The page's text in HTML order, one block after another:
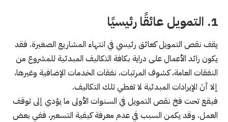
1. التمويل عائقًا رئيسيًا
يقف نقص التمويل كعائق رئيسي في انتهاء المشاريع الصغيرة. فقد
يكون رائد الأعمال على دراية بكافة التكاليف المبدئية للمشروع من
النفقات العامة، كشوف المرتبات، نفقات الخدمات الإضافية وغيرها،
إلا أنَ الإيرادات المبدئية لا تغطي تلك التكاليف.
فيقع تحت فخ نقص التمويل في السنوات الأولى ما يؤدي إلى توقف
العمل. وقد يكمن السبب في عدم معرفة كيفية التسعير، ففي بعض